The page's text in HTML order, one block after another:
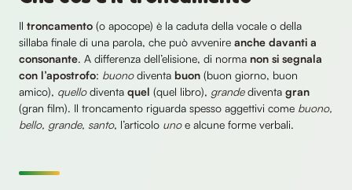
Il troncamento (o apocope) è la caduta della vocale o della
sillaba finale di una parola, che può avvenire anche davanti a
consonante. A differenza dell’elisione, di norma non si segnala
con l’apostrofo: buonodiventa buon (buon giorno, buon
amico), quellodiventa quel (quel libro), grandediventa gran
(gran film). Il troncamento riguarda spesso aggettivi come buono,
bello, grande, santo, l’articolo unoe alcune forme verbali.